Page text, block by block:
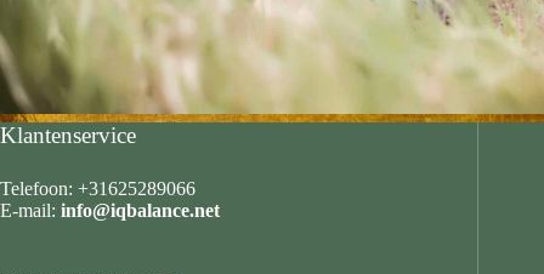
Klantenservice
Telefoon: +31625289066
E-mail: info@iqbalance.net